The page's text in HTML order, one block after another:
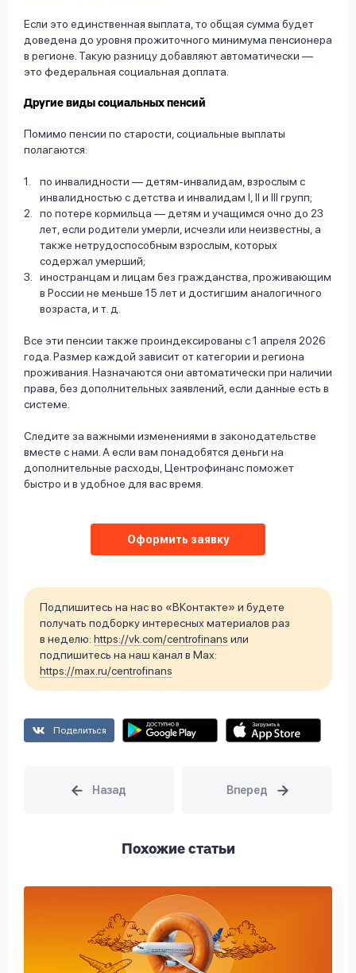
Если это единственная выплата, то общая сумма будет
доведена до уровня прожиточного минимума пенсионера
в регионе. Такую разницу добавляют автоматически —
это федеральная социальная доплата.
Другие виды социальных пенсий
Помимо пенсии по старости, социальные выплаты
полагаются:
по инвалидности — детям-инвалидам, взрослым с
инвалидностью с детства и инвалидам I, II и III групп;
по потере кормильца — детям и учащимся очно до 23
лет, если родители умерли, исчезли или неизвестны, а
также нетрудоспособным взрослым, которых
содержал умерший;
иностранцам и лицам без гражданства, проживающим
в России не меньше 15 лет и достигшим аналогичного
возраста, и т. д.
Все эти пенсии также проиндексированы с 1 апреля 2026
года. Размер каждой зависит от категории и региона
проживания. Назначаются они автоматически при наличии
права, без дополнительных заявлений, если данные есть в
системе.
Следите за важными изменениями в законодательстве
вместе с нами. А если вам понадобятся деньги на
дополнительные расходы, Центрофинанс поможет
быстро и в удобное для вас время.
Оформить заявку
Подпишитесь на нас во «ВКонтакте» и будете
получать подборку интересных материалов раз
в неделю: https://vk.com/centrofinans или
подпишитесь на наш канал в Max:
https://max.ru/centrofinans
Поделиться
Похожие статьи